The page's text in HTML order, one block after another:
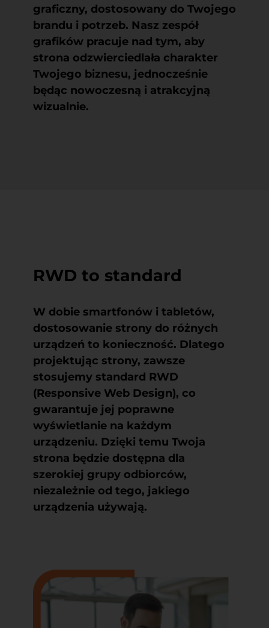
graficzny, dostosowany do Twojego
brandu i potrzeb. Nasz zespół
grafików pracuje nad tym, aby
strona odzwierciedlała charakter
Twojego biznesu, jednocześnie
będąc nowoczesną i atrakcyjną
wizualnie.
RWD to standard
W dobie smartfonów i tabletów,
dostosowanie strony do różnych
urządzeń to konieczność. Dlatego
projektując strony, zawsze
stosujemy standard RWD
(Responsive Web Design), co
gwarantuje jej poprawne
wyświetlanie na każdym
urządzeniu. Dzięki temu Twoja
strona będzie dostępna dla
szerokiej grupy odbiorców,
niezależnie od tego, jakiego
urządzenia używają.